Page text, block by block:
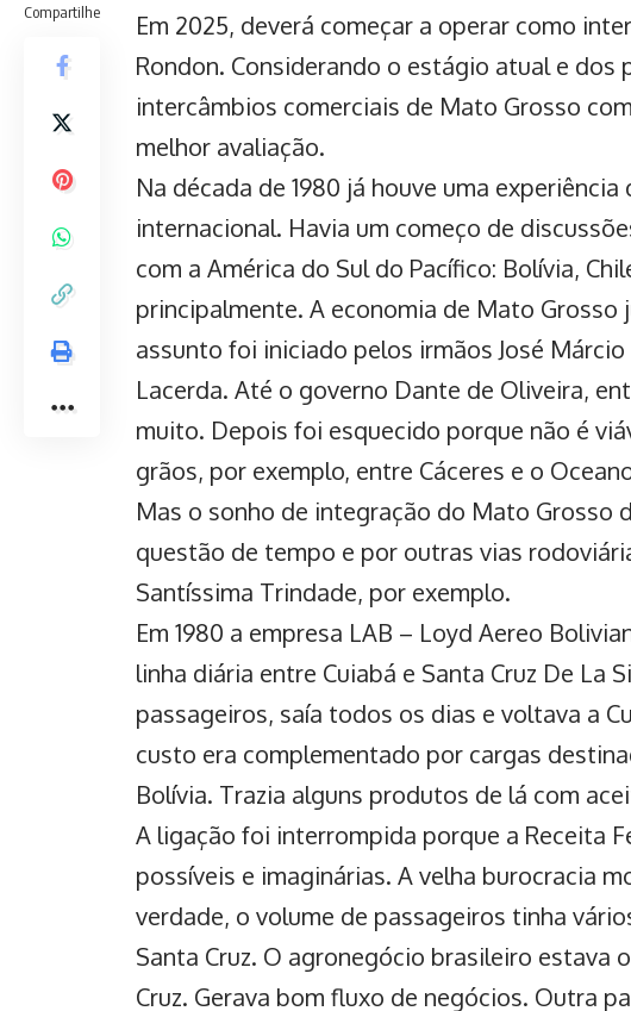
Compartilhe
Em 2025, deverá começar a operar como
Rondon. Considerando o estágio atual e dos
intercâmbios comerciais de Mato Grosso
melhor avaliação.
Na década de 1980 já houve uma
internacional. Havia um começo de
com a América do Sul do Pacífico: Bolívia,
principalmente. A economia de Mato Grosso
assunto foi iniciado pelos irmãos José
Lacerda. Até o governo Dante de Oliveira,
muito. Depois foi esquecido porque não é
grãos, por exemplo, entre Cáceres e o
Mas o sonho de integração do Mato Grosso
questão de tempo e por outras vias
Santíssima Trindade, por exemplo.
Em 1980 a empresa LAB – Loyd Aereo
linha diária entre Cuiabá e Santa Cruz De La
passageiros, saía todos os dias e voltava a
custo era complementado por cargas
Bolívia. Trazia alguns produtos de lá com
A ligação foi interrompida porque a Receita
possíveis e imaginárias. A velha burocracia
verdade, o volume de passageiros tinha
Santa Cruz. O agronegócio brasileiro
Cruz. Gerava bom fluxo de negócios. Outra